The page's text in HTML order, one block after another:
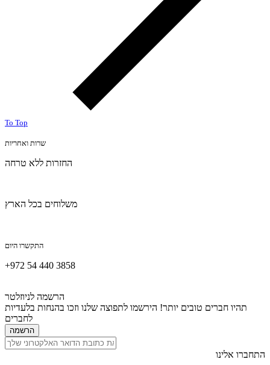
To Top
שרות ואחריות
החזרות ללא טרחה
משלוחים בכל הארץ
התקשרו היום
+972 54 440 3858
הרשמה לניוזלטר
תהיו חברים טובים יותר! הירשמו לתפוצה שלנו וזכו בהנחות בלעדיות
לחברים
הרשמה
התחברו אלינו